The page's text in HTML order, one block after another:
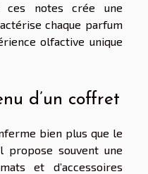
ces notes crée une
chaque parfum
olfactive unique
d’un coffret
bien plus que le
propose souvent une
et d’accessoires